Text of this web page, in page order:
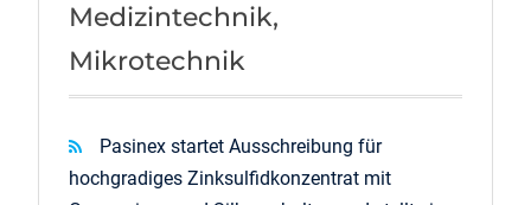
Medizintechnik,
Mikrotechnik
Pasinex startet Ausschreibung für
hochgradiges Zinksulfidkonzentrat mit